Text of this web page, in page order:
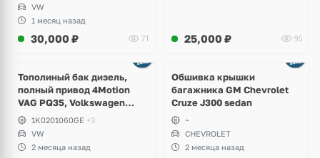
VW
1 месяц назад
30,000 ₽ 71 25,000 ₽ 95
Тополиный бак дизель,
полный привод 4Motion
VAG PQ35, Volkswagen
Scirocco, Golf V, VI, Skoda
Yeti, Octavia A5, Superb,
Audi A3, Seat Altea
1K0201060GE +3
VW
2 месяца назад
Обшивка крышки
багажника GM Chevrolet
Cruze J300 sedan
~
CHEVROLET
2 месяца назад